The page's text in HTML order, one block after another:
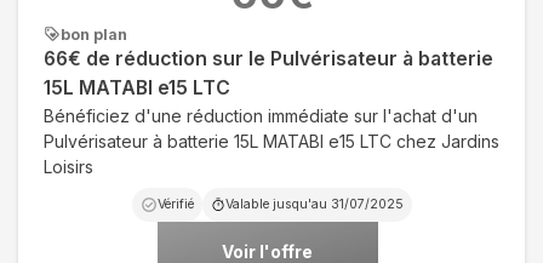
bon plan
66€ de réduction sur le Pulvérisateur à batterie
15L MATABI e15 LTC
Bénéficiez d'une réduction immédiate sur l'achat d'un
Pulvérisateur à batterie 15L MATABI e15 LTC chez Jardins
Loisirs
Vérifié Valable jusqu'au 31/07/2025
Voir l'offre